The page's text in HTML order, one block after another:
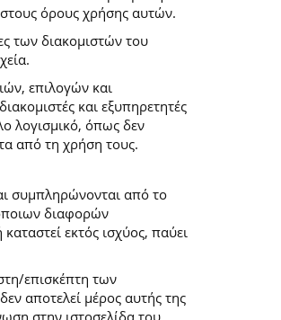
όρους χρήσης αυτών.
των διακομιστών του
επιλογών και
και εξυπηρετητές
λογισμικό, όπως δεν
από τη χρήση τους.
συμπληρώνονται από το
όποιων διαφορών
εκτός ισχύος, παύει
επισκέπτη των
αποτελεί μέρος αυτής της